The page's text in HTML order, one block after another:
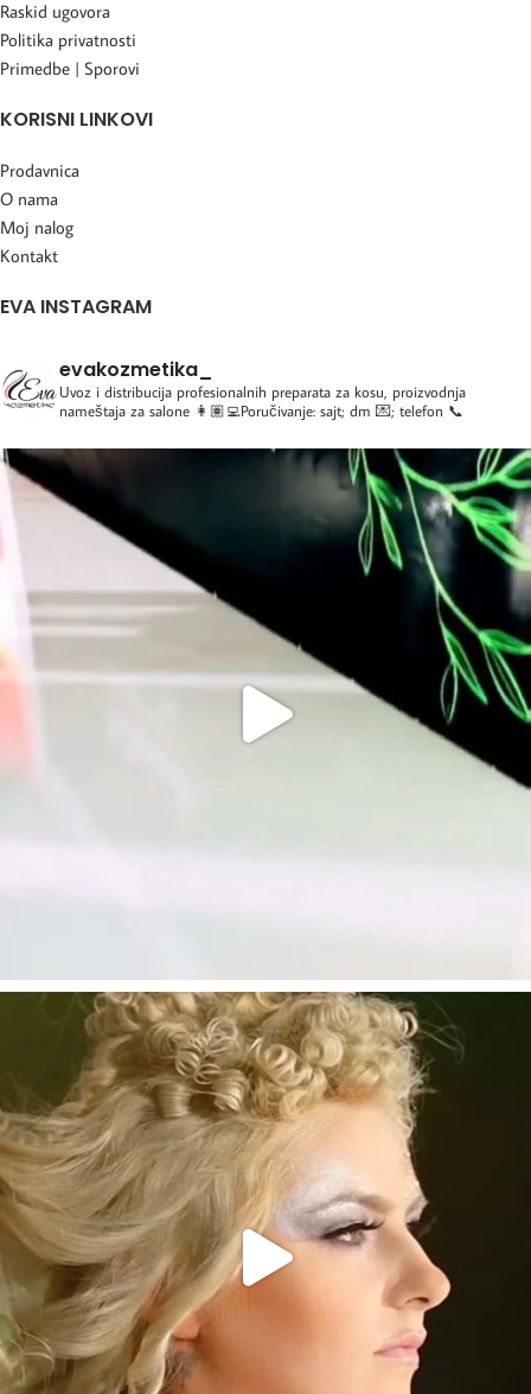
Raskid ugovora
Politika privatnosti
Primedbe | Sporovi
KORISNI LINKOVI
Prodavnica
O nama
Moj nalog
Kontakt
EVA INSTAGRAM
evakozmetika_
Uvoz i distribucija profesionalnih preparata za kosu, proizvodnja
nameštaja za salone 👩🏽‍💻Poručivanje: sajt; dm 💌; telefon 📞